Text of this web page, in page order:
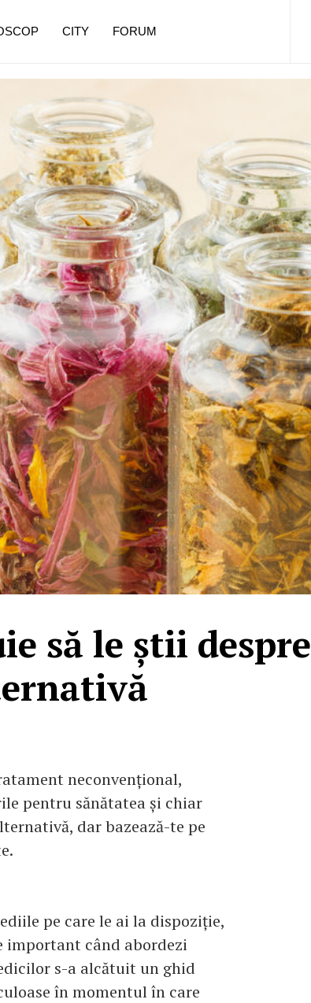
să le știi despre
neconvențional,
pentru sănătatea și chiar
dar bazează-te pe
pe care le ai la dispoziție,
important când abordezi
s-a alcătuit un ghid
în momentul în care
CITY FORUM
investigația